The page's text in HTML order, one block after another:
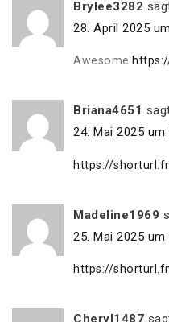
Brylee3282
28. April 2025
Awesome
Briana4651
24. Mai 2025 um
https://
Madeline1969
25. Mai 2025 um
https://
Cheryl1487